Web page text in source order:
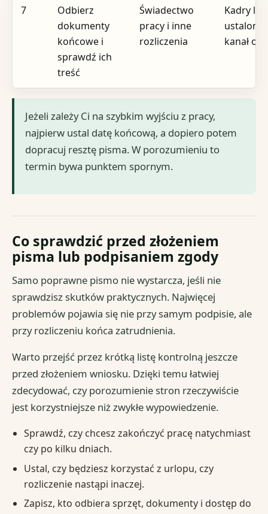
7
Odbierz
dokumenty
końcowe i
sprawdź ich
treść
Świadectwo
pracy i inne
rozliczenia
Kadry lub
ustalony
kanał
Jeżeli zależy Ci na szybkim wyjściu z pracy,
najpierw ustal datę końcową, a dopiero potem
dopracuj resztę pisma. W porozumieniu to
termin bywa punktem spornym.
Co sprawdzić przed złożeniem
pisma lub podpisaniem zgody
Samo poprawne pismo nie wystarcza, jeśli nie
sprawdzisz skutków praktycznych. Najwięcej
problemów pojawia się nie przy samym podpisie, ale
przy rozliczeniu końca zatrudnienia.
Warto przejść przez krótką listę kontrolną jeszcze
przed złożeniem wniosku. Dzięki temu łatwiej
zdecydować, czy porozumienie stron rzeczywiście
jest korzystniejsze niż zwykłe wypowiedzenie.
Sprawdź, czy chcesz zakończyć pracę natychmiast
czy po kilku dniach.
Ustal, czy będziesz korzystać z urlopu, czy
rozliczenie nastąpi inaczej.
Zapisz, kto odbiera sprzęt, dokumenty i dostęp do